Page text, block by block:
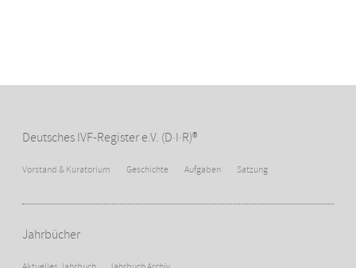
Deutsches IVF-Register e.V. (D·I·R)®
Vorstand & Kuratorium Geschichte Aufgaben Satzung
Jahrbücher